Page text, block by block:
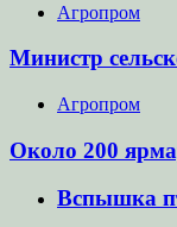
Агропром
Министр
Агропром
Около 200
Вспышка